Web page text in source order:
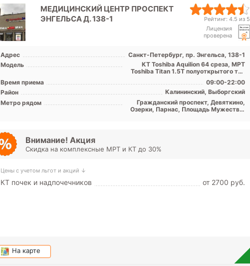
МЕДИЦИНСКИЙ ЦЕНТР ПРОСПЕКТ
ЭНГЕЛЬСА Д. 138-1
Рейтинг: 4.5 из 5
Лицензия
проверена
Адрес
Санкт-Петербург, пр. Энгельса, 138-1
Модель
КТ Toshiba Аquilion 64 среза, МРТ
Toshiba Titan 1.5T полуоткрытого тип
...
Время приема
09:00-22:00
Район
Калининский, Выборгский
Метро рядом
Гражданский проспект, Девяткино,
Озерки, Парнас, Площадь Мужества,
Внимание! Акция
Скидка на комплексные МРТ и КТ до 30%
Цены с учетом льгот и акций ↓
КТ почек и надпочечников от 2700 pуб.
На карте